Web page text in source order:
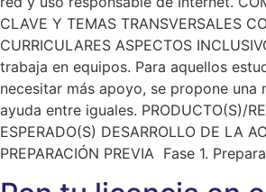
CLAVE Y TEMAS TRANSVERSALES
CURRICULARES ASPECTOS
trabaja en equipos. Para aquellos
necesitar más apoyo, se propone una
ayuda entre iguales. PRODUCTO(S)/
ESPERADO(S) DESARROLLO DE LA
PREPARACIÓN PREVIA Fase 1.